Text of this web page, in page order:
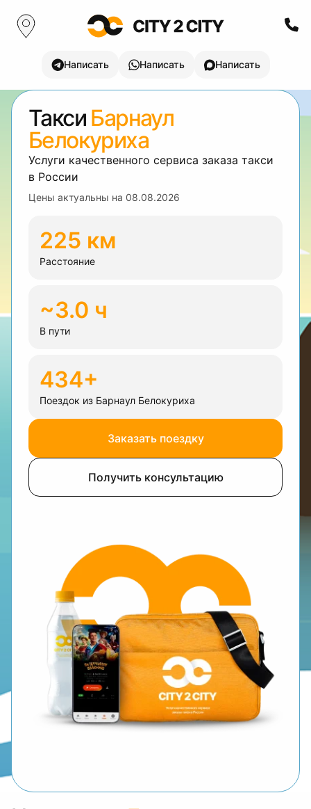
Написать Написать Написать
Такси Барнаул
Белокуриха
Услуги качественного сервиса заказа такси
в России
Цены актуальны на 08.08.2026
225 км
Расстояние
~3.0 ч
В пути
434+
Поездок из Барнаул Белокуриха
Заказать поездку
Получить консультацию